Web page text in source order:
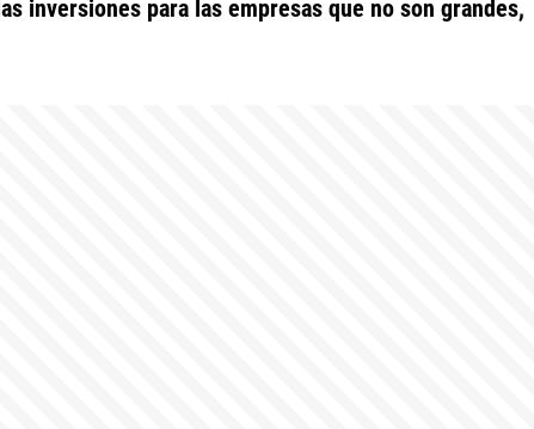
inversiones para las empresas que no son grandes,